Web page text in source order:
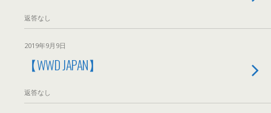
返答なし
2019年9月9日
【WWD JAPAN】
返答なし